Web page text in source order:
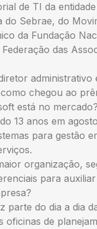
de TI da
do Sebrae, do
da Fundação
das
administrativo
chegou ao
está no mercado?
13 anos em
para gestão
organização,
para
parte do dia a dia
oficinas de